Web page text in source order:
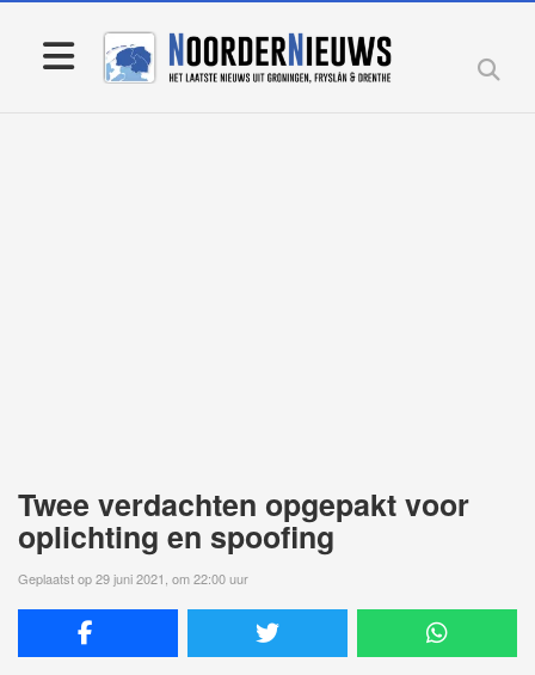
Twee verdachten opgepakt voor
oplichting en spoofing
Geplaatst op 29 juni 2021, om 22:00 uur